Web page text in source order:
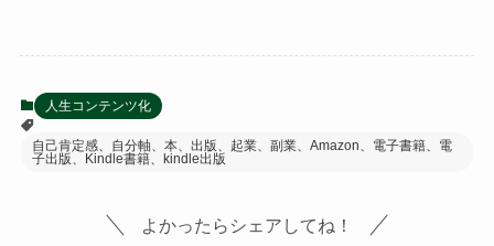
人生コンテンツ化
自己肯定感、自分軸、本、出版、起業、副業、Amazon、電子書籍、電
子出版、Kindle書籍、kindle出版
よかったらシェアしてね！